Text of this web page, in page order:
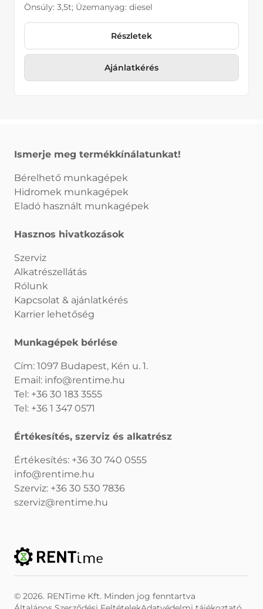
Önsúly: 3,5t; Üzemanyag: diesel
Részletek
Ajánlatkérés
Ismerje meg termékkínálatunkat!
Bérelhető munkagépek
Hidromek munkagépek
Eladó használt munkagépek
Hasznos hivatkozások
Szerviz
Alkatrészellátás
Rólunk
Kapcsolat & ajánlatkérés
Karrier lehetőség
Munkagépek bérlése
Cím: 1097 Budapest, Kén u. 1.
Email: info@rentime.hu
Tel: +36 30 183 3555
Tel: +36 1 347 0571
Értékesítés, szerviz és alkatrész
Értékesítés: +36 30 740 0555
info@rentime.hu
Szerviz: +36 30 530 7836
szerviz@rentime.hu
© 2026. RENTime Kft. Minden jog fenntartva